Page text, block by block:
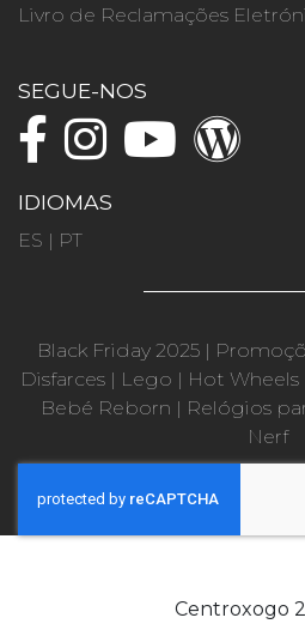
Livro de Reclamações
SEGUE-NOS
IDIOMAS
ES | PT
Black Friday 2025 |
Disfarces| Lego | Hot Wheels
Bebé Reborn | Relógios
Nerf
Centroxogo